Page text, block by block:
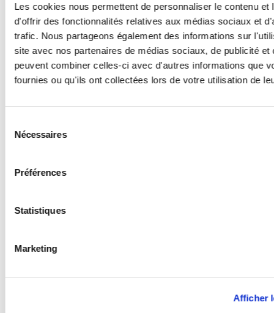
Les cookies nous permettent de personnaliser le contenu et
d'offrir des fonctionnalités relatives aux médias sociaux et
trafic. Nous partageons également des informations sur
site avec nos partenaires de médias sociaux, de publicité et
peuvent combiner celles-ci avec d'autres informations que
fournies ou qu'ils ont collectées lors de votre utilisation de
Nécessaires
Préférences
Statistiques
Marketing
Afficher